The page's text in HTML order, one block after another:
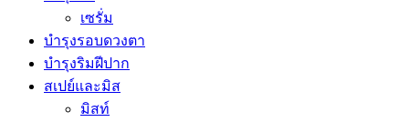
เซรั่ม
บำรุงรอบดวงตา
บำรุงริมฝีปาก
สเปย์และมิส
มิสท์